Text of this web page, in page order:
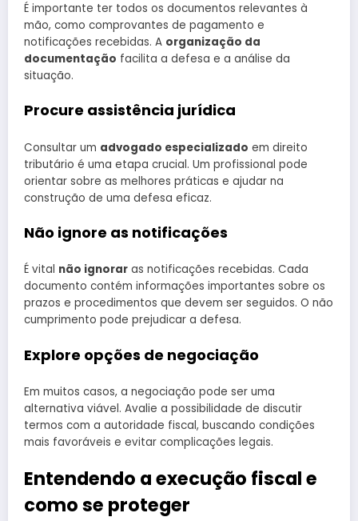
É importante ter todos os documentos relevantes à
mão, como comprovantes de pagamento e
notificações recebidas. A organização da
documentação facilita a defesa e a análise da
situação.
Procure assistência jurídica
Consultar um advogado especializado em direito
tributário é uma etapa crucial. Um profissional pode
orientar sobre as melhores práticas e ajudar na
construção de uma defesa eficaz.
Não ignore as notificações
É vital não ignorar as notificações recebidas. Cada
documento contém informações importantes sobre os
prazos e procedimentos que devem ser seguidos. O não
cumprimento pode prejudicar a defesa.
Explore opções de negociação
Em muitos casos, a negociação pode ser uma
alternativa viável. Avalie a possibilidade de discutir
termos com a autoridade fiscal, buscando condições
mais favoráveis e evitar complicações legais.
Entendendo a execução fiscal e
como se proteger